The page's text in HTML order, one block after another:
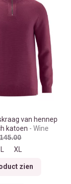
van hennep
katoen
Wine
XL
zien